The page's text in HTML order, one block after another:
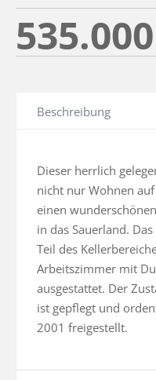
Beschreibung
Dieser herrlich
nicht nur Wohnen
einen
in das Sauerland.
Teil des
Arbeitszimmer mit
ausgestattet. Der
ist gepflegt und
2001 freigestellt.